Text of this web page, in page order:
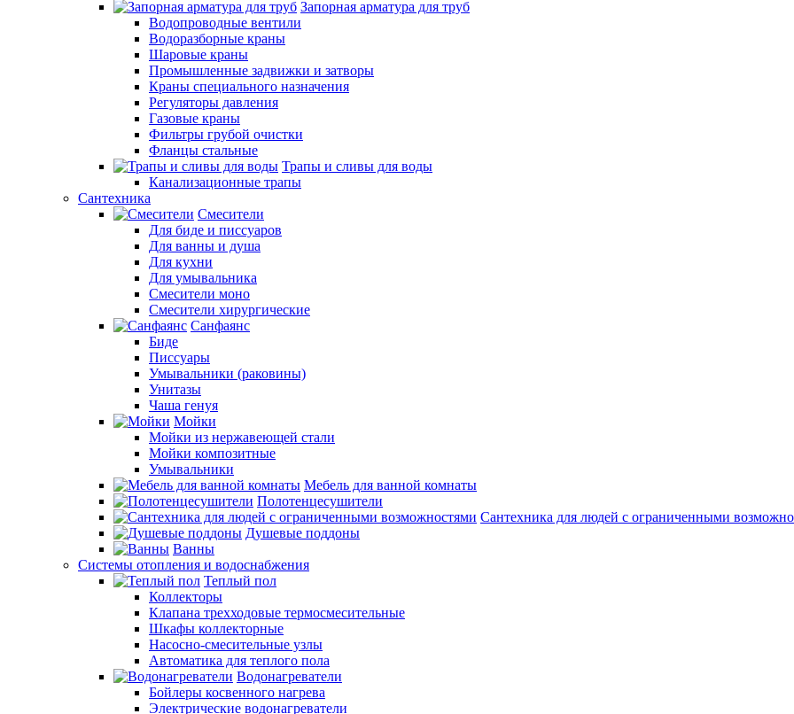
Запорная арматура для труб
Водопроводные вентили
Водоразборные краны
Шаровые краны
Промышленные задвижки и затворы
Краны специального назначения
Регуляторы давления
Газовые краны
Фильтры грубой очистки
Фланцы стальные
Трапы и сливы для воды
Канализационные трапы
Сантехника
Смесители
Для биде и писсуаров
Для ванны и душа
Для кухни
Для умывальника
Смесители моно
Смесители хирургические
Санфаянс
Биде
Писсуары
Умывальники (раковины)
Унитазы
Чаша генуя
Мойки
Мойки из нержавеющей стали
Мойки композитные
Умывальники
Мебель для ванной комнаты
Полотенцесушители
Сантехника для людей с ограниченными
Душевые поддоны
Ванны
Системы отопления и водоснабжения
Теплый пол
Коллекторы
Клапана трехходовые термосмесительные
Шкафы коллекторные
Насосно-смесительные узлы
Автоматика для теплого пола
Водонагреватели
Бойлеры косвенного нагрева
Электрические водонагреватели